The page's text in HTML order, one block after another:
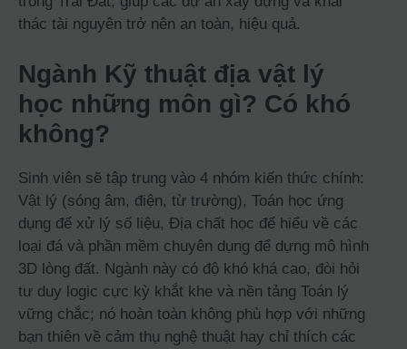
thác tài nguyên trở nên an toàn, hiệu quả.
Ngành Kỹ thuật địa vật lý
học những môn gì? Có khó
không?
Sinh viên sẽ tập trung vào 4 nhóm kiến thức chính:
Vật lý (sóng âm, điện, từ trường), Toán học ứng
dụng để xử lý số liệu, Địa chất học để hiểu về các
loại đá và phần mềm chuyên dụng để dựng mô hình
3D lòng đất. Ngành này có độ khó khá cao, đòi hỏi
tư duy logic cực kỳ khắt khe và nền tảng Toán lý
vững chắc; nó hoàn toàn không phù hợp với những
bạn thiên về cảm thụ nghệ thuật hay chỉ thích các